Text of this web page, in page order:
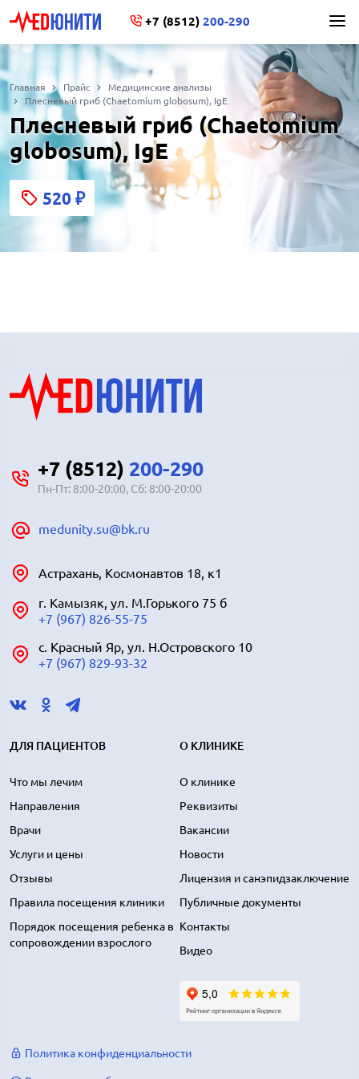
+7 (8512) 200-290
Главная Прайс
Медицинские анализы
Плесневый гриб (Chaetomium globosum), IgE
Плесневый гриб (Chaetomium
globosum), IgE
520 ₽
+7 (8512) 200-290
Пн-Пт: 8:00-20:00, Сб: 8:00-20:00
medunity.su@bk.ru
Астрахань, Космонавтов 18, к1
г. Камызяк, ул. М.Горького 75 б
+7 (967) 826-55-75
с. Красный Яр, ул. Н.Островского 10
+7 (967) 829-93-32
ДЛЯ ПАЦИЕНТОВ
Что мы лечим
Направления
Врачи
Услуги и цены
Отзывы
Правила посещения клиники
Порядок посещения ребенка в
сопровождении взрослого
О КЛИНИКЕ
О клинике
Реквизиты
Вакансии
Новости
Лицензия и санэпидзаключение
Публичные документы
Контакты
Видео
Политика конфиденциальности